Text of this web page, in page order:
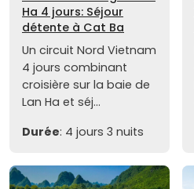
Ha 4 jours: Séjour
détente à Cat Ba
Un circuit Nord Vietnam
4 jours combinant
croisière sur la baie de
Lan Ha et séj...
Durée: 4 jours 3 nuits